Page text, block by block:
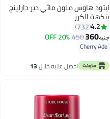
5
ايتود هاوس ملون مائي دير دارلينج
بنكهة الكرز
4.2
732
جنيه360
450
20% OFF
Cherry Ade
احصل عليه خلال13